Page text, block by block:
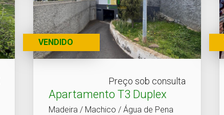
VENDIDO
Preço sob consulta
Apartamento T3 Duplex
Madeira / Machico / Água de Pena